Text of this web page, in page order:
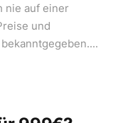
nie auf einer
und